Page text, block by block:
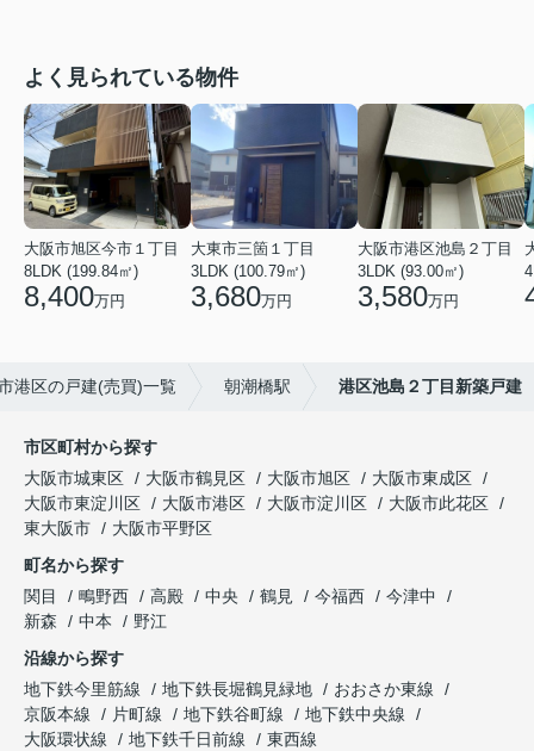
よく見られている物件
大阪市旭区今市１丁目
8LDK (199.84㎡)
8,400万円
大東市三箇１丁目
3LDK (100.79㎡)
3,680万円
大阪市港区池島２丁目
3LDK (93.00㎡)
3,580万円
港区の戸建(売買)一覧 朝潮橋駅 港区池島２丁目新築戸建
市区町村から探す
大阪市城東区
大阪市鶴見区 大阪市旭区
大阪市東成区
大阪市東淀川区
大阪市港区 大阪市淀川区
大阪市此花区
東大阪市
大阪市平野区
町名から探す
関目
鴫野西 高殿 中央 鶴見 今福西
今津中
新森
中本
野江
沿線から探す
地下鉄今里筋線
地下鉄長堀鶴見緑地
おおさか東線
京阪本線
片町線 地下鉄谷町線
地下鉄中央線
大阪環状線
地下鉄千日前線
東西線